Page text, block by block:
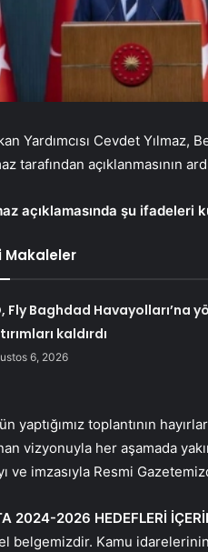
Yardımcısı Cevdet Yılmaz,
tarafından açıklanmasının
açıklamasında şu ifadeleri
Makaleler
Fly Baghdad Havayolları’na
kaldırdı
6, 2026
yaptığımız toplantının
vizyonuyla her aşamada
ve imzasıyla Resmi
2024-2026 HEDEFLERİ
belgemizdir. Kamu